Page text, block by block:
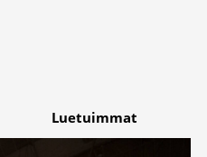
Luetuimmat